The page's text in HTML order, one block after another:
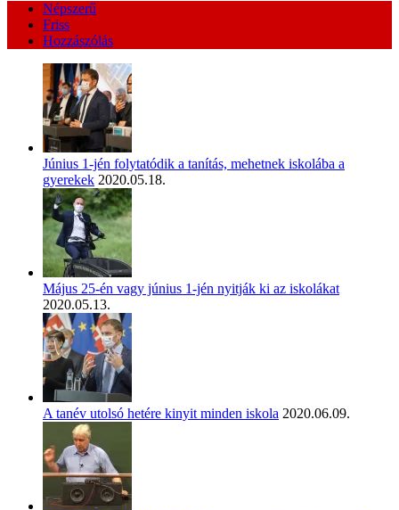
Népszerű
Friss
Hozzászólás
Június 1-jén folytatódik a tanítás, mehetnek iskolába a
gyerekek 2020.05.18.
Május 25-én vagy június 1-jén nyitják ki az iskolákat
2020.05.13.
A tanév utolsó hetére kinyit minden iskola 2020.06.09.